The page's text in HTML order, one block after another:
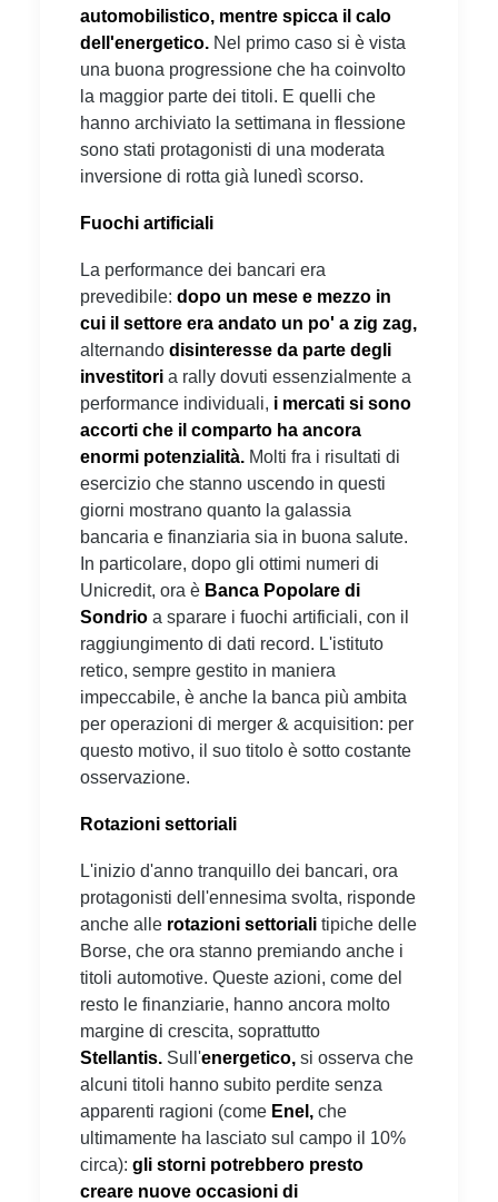
automobilistico, mentre spicca il calo
dell'energetico. Nel primo caso si è vista
una buona progressione che ha coinvolto
la maggior parte dei titoli. E quelli che
hanno archiviato la settimana in flessione
sono stati protagonisti di una moderata
inversione di rotta già lunedì scorso.
Fuochi artificiali
La performance dei bancari era
prevedibile: dopo un mese e mezzo in
cui il settore era andato un po' a zig zag,
alternando disinteresse da parte degli
investitori a rally dovuti essenzialmente a
performance individuali, i mercati si sono
accorti che il comparto ha ancora
enormi potenzialità. Molti fra i risultati di
esercizio che stanno uscendo in questi
giorni mostrano quanto la galassia
bancaria e finanziaria sia in buona salute.
In particolare, dopo gli ottimi numeri di
Unicredit, ora è Banca Popolare di
Sondrio a sparare i fuochi artificiali, con il
raggiungimento di dati record. L'istituto
retico, sempre gestito in maniera
impeccabile, è anche la banca più ambita
per operazioni di merger & acquisition: per
questo motivo, il suo titolo è sotto costante
osservazione.
Rotazioni settoriali
L'inizio d'anno tranquillo dei bancari, ora
protagonisti dell'ennesima svolta, risponde
anche alle rotazioni settoriali tipiche delle
Borse, che ora stanno premiando anche i
titoli automotive. Queste azioni, come del
resto le finanziarie, hanno ancora molto
margine di crescita, soprattutto
Stellantis. Sull'energetico, si osserva che
alcuni titoli hanno subito perdite senza
apparenti ragioni (come Enel, che
ultimamente ha lasciato sul campo il 10%
circa): gli storni potrebbero presto
creare nuove occasioni di